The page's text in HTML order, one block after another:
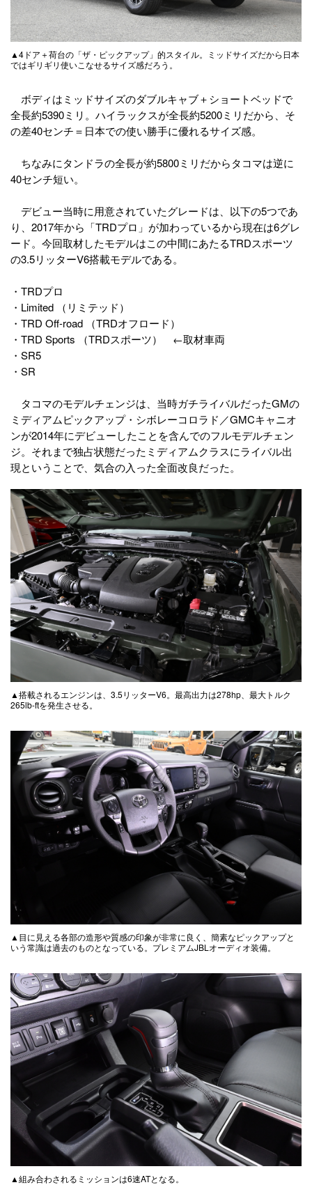
▲4ドア＋荷台の「ザ・ピックアップ」的スタイル。ミッドサイズだから日本
ではギリギリ使いこなせるサイズ感だろう。
ボディはミッドサイズのダブルキャブ＋ショートベッドで
全長約5390ミリ。ハイラックスが全長約5200ミリだから、そ
の差40センチ＝日本での使い勝手に優れるサイズ感。
ちなみにタンドラの全長が約5800ミリだからタコマは逆に
40センチ短い。
デビュー当時に用意されていたグレードは、以下の5つであ
り、2017年から「TRDプロ」が加わっているから現在は6グレ
ード。今回取材したモデルはこの中間にあたるTRDスポーツ
の3.5リッターV6搭載モデルである。
・TRDプロ
・Limited （リミテッド）
・TRD Off-road （TRDオフロード）
・TRD Sports （TRDスポーツ） ←取材車両
・SR5
・SR
タコマのモデルチェンジは、当時ガチライバルだったGMの
ミディアムピックアップ・シボレーコロラド／GMCキャニオ
ンが2014年にデビューしたことを含んでのフルモデルチェン
ジ。それまで独占状態だったミディアムクラスにライバル出
現ということで、気合の入った全面改良だった。
▲搭載されるエンジンは、3.5リッターV6。最高出力は278hp、最大トルク
265lb-ftを発生させる。
▲目に見える各部の造形や質感の印象が非常に良く、簡素なピックアップと
いう常識は過去のものとなっている。プレミアムJBLオーディオ装備。
▲組み合わされるミッションは6速ATとなる。